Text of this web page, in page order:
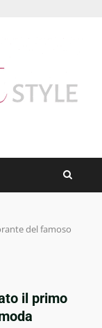
del famoso
il primo